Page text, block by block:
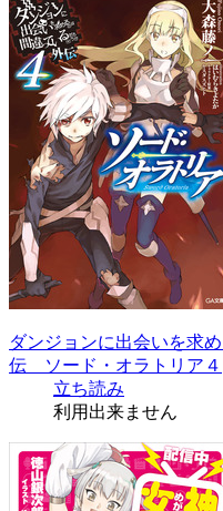
ダンジョンに出会いを求
伝 ソード・オラトリア４
立ち読み
利用出来ません